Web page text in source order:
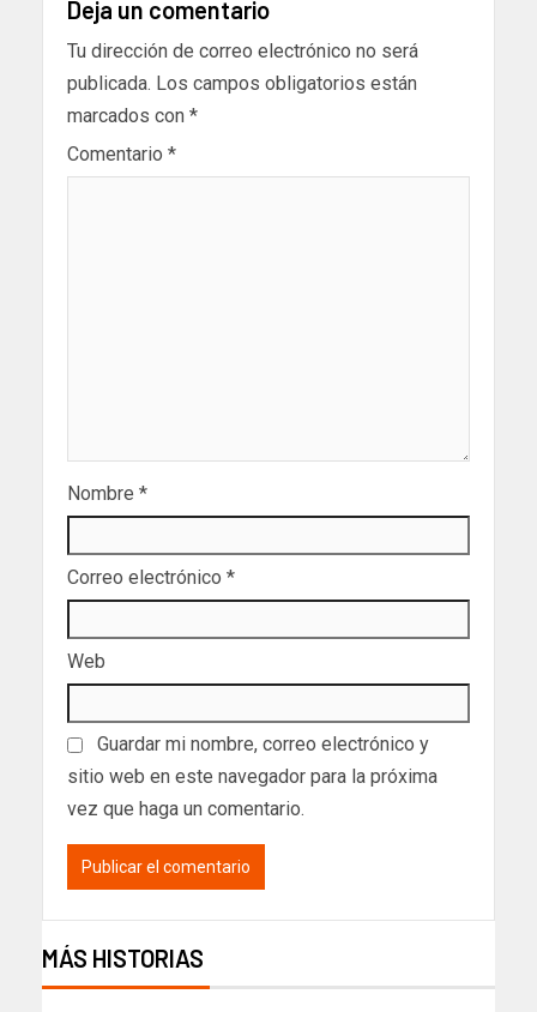
Deja un comentario
Tu dirección de correo electrónico no será
publicada. Los campos obligatorios están
marcados con *
Comentario *
Nombre *
Correo electrónico *
Web
Guardar mi nombre, correo electrónico y
sitio web en este navegador para la próxima
vez que haga un comentario.
MÁS HISTORIAS